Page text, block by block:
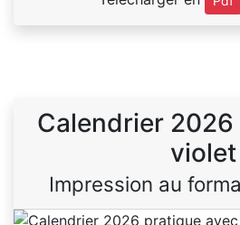
Calendrier 2026
violet
Impression au